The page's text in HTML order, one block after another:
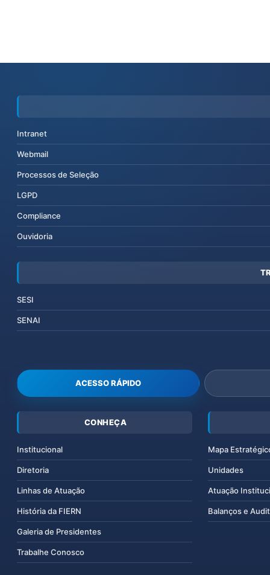
Intranet
Webmail
Processos de Seleção
LGPD
Compliance
Ouvidoria
SESI
SENAI
ACESSO RÁPIDO
CONHEÇA
Institucional
Diretoria
Linhas de Atuação
História da FIERN
Galeria de Presidentes
Trabalhe Conosco
Mapa
Unidades
Atuação
Balanços e